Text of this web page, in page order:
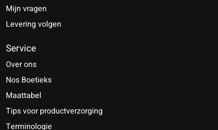
Mijn vragen
Levering volgen
Service
Over ons
Nos Boetieks
Maattabel
Tips voor productverzorging
Terminologie